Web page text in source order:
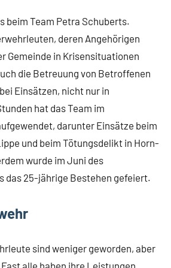
beim Team Petra Schuberts.
deren Angehörigen
Gemeinde in Krisensituationen
die Betreuung von Betroffenen
Einsätzen, nicht nur in
hat das Team im
darunter Einsätze beim
und beim Tötungsdelikt in Horn-
wurde im Juni des
das 25-jährige Bestehen gefeiert.
sind weniger geworden, aber